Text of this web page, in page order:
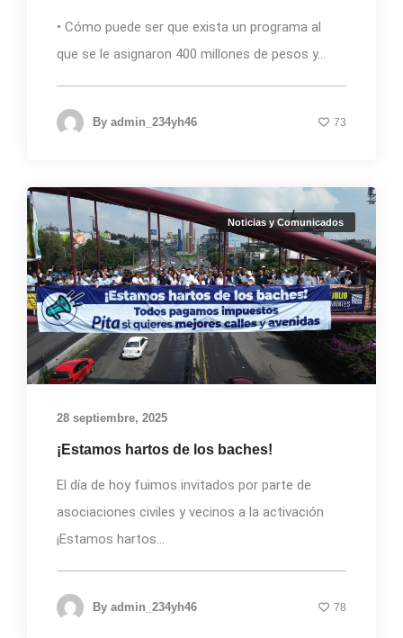
• Cómo puede ser que exista un programa al
que se le asignaron 400 millones de pesos y...
By admin_234yh46 73
Noticias y Comunicados
28 septiembre, 2025
¡Estamos hartos de los baches!
El día de hoy fuimos invitados por parte de
asociaciones civiles y vecinos a la activación
¡Estamos hartos...
By admin_234yh46 78